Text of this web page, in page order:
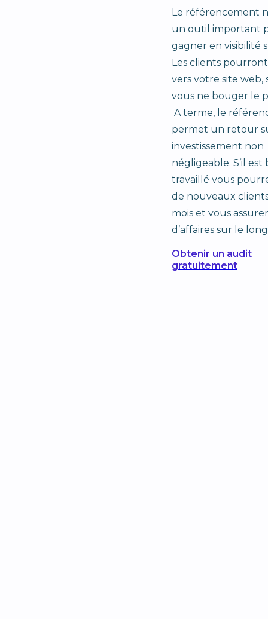
Le référencement
un outil important
gagner en visibilité
Les clients
vers votre site web,
vous ne bouger le
A terme, le
permet un retour
investissement non
négligeable. S’il est
travaillé vous
de nouveaux
mois et vous
d’affaires sur le
Obtenir un audit
gratuitement